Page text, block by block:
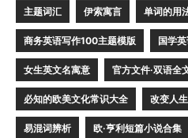
主题词汇 伊索寓言 单词的用
商务英语写作100主题模版 国学
女生英文名寓意 官方文件·双语全
必知的欧美文化常识大全 改变人
易混词辨析 欧·亨利短篇小说合集